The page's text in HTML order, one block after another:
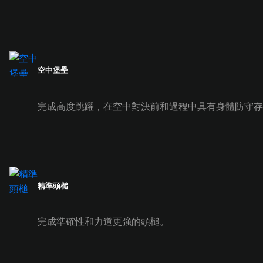
空中堡壘
完成高度跳躍，在空中對決前和過程中具有身體防守
精準頭槌
完成準確性和力道更強的頭槌。